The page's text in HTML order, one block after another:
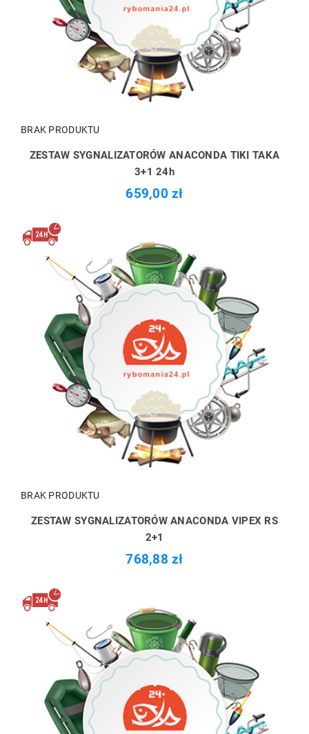
BRAK PRODUKTU
ZESTAW SYGNALIZATORÓW ANACONDA TIKI TAKA
3+1 24h
659,00 zł
BRAK PRODUKTU
ZESTAW SYGNALIZATORÓW ANACONDA VIPEX RS
2+1
768,88 zł